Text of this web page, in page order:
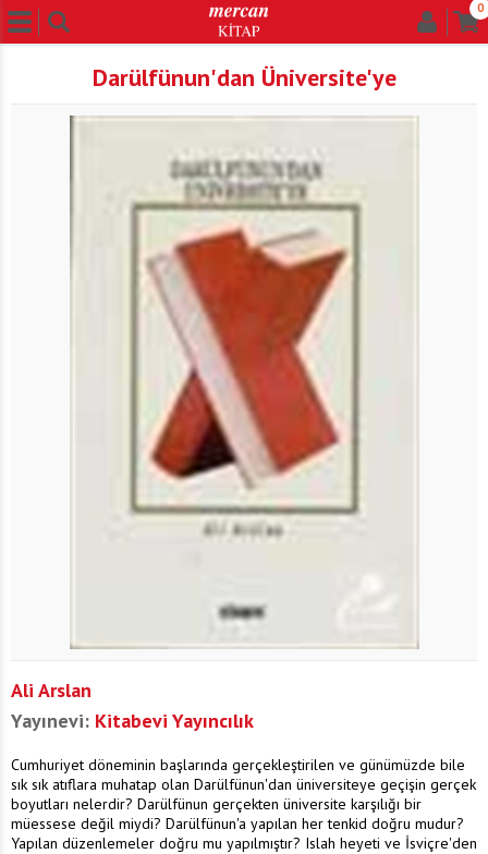
0
Darülfünun'dan Üniversite'ye
Ali Arslan
Yayınevi: Kitabevi Yayıncılık
Cumhuriyet döneminin başlarında gerçekleştirilen ve günümüzde bile
sık sık atıflara muhatap olan Darülfünun'dan üniversiteye geçişin gerçek
boyutları nelerdir? Darülfünun gerçekten üniversite karşılığı bir
müessese değil miydi? Darülfünun'a yapılan her tenkid doğru mudur?
Yapılan düzenlemeler doğru mu yapılmıştır? Islah heyeti ve İsviçre'den